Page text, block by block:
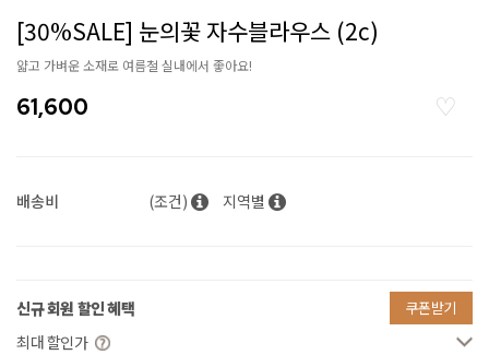
[30%SALE] 눈의꽃 자수블라우스 (2c)
얇고 가벼운 소재로 여름철 실내에서 좋아요!
61,600
배송비 (조건) 지역별
신규 회원 할인 혜택 쿠폰받기
최대 할인가